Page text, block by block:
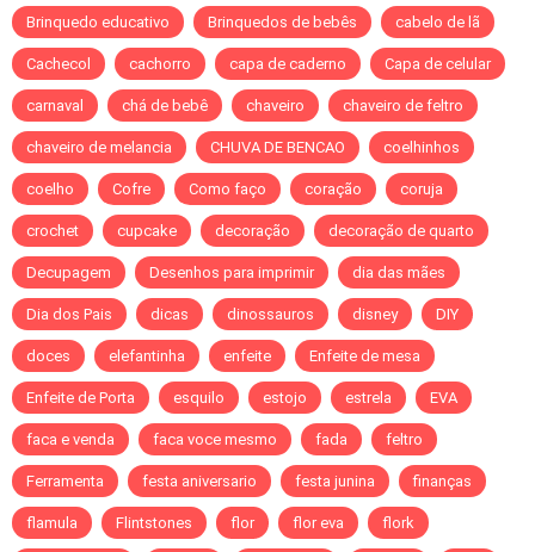
Brinquedo educativo Brinquedos de bebês cabelo de lã
Cachecol cachorro capa de caderno Capa de celular
carnaval chá de bebê chaveiro chaveiro de feltro
chaveiro de melancia CHUVA DE BENCAO coelhinhos
coelho Cofre Como faço coração coruja
crochet cupcake decoração decoração de quarto
Decupagem Desenhos para imprimir dia das mães
Dia dos Pais dicas dinossauros disney DIY
doces elefantinha enfeite Enfeite de mesa
Enfeite de Porta esquilo estojo estrela EVA
faca e venda faca voce mesmo fada feltro
Ferramenta festa aniversario festa junina finanças
flamula Flintstones flor flor eva flork